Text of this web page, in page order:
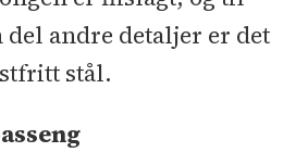
andre detaljer er det
stål.